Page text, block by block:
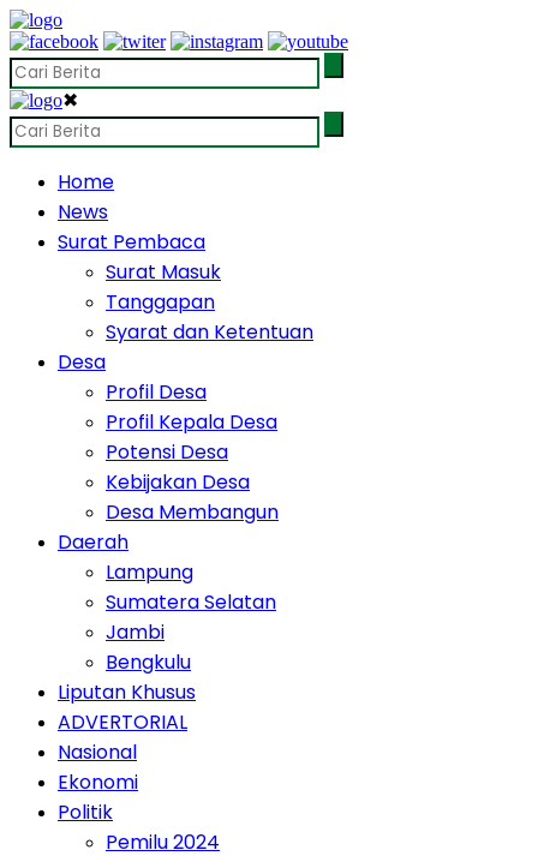
✖
Home
News
Surat Pembaca
Surat Masuk
Tanggapan
Syarat dan Ketentuan
Desa
Profil Desa
Profil Kepala Desa
Potensi Desa
Kebijakan Desa
Desa Membangun
Daerah
Lampung
Sumatera Selatan
Jambi
Bengkulu
Liputan Khusus
ADVERTORIAL
Nasional
Ekonomi
Politik
Pemilu 2024